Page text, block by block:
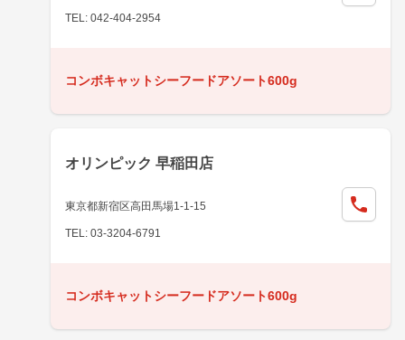
TEL: 042-404-2954
コンボキャットシーフードアソート600g
オリンピック 早稲田店
東京都新宿区高田馬場1-1-15
TEL: 03-3204-6791
コンボキャットシーフードアソート600g